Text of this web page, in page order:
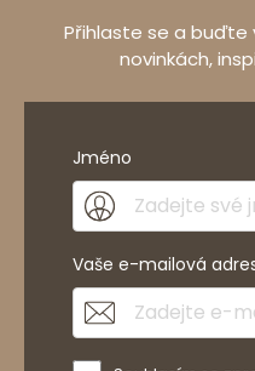
Přihlaste se a buďte
novinkách,
Jméno
Vaše e-mailová